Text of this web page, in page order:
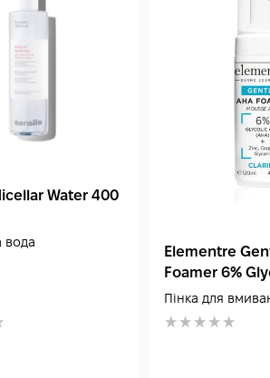
Water 400
вода
Elementre
Foamer 6%
120 мл
Пінка для